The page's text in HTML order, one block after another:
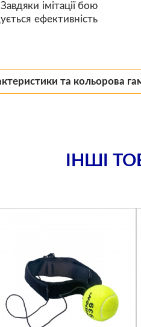
імітації бою
ефективність
та кольорова
ІНШІ